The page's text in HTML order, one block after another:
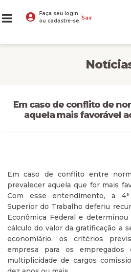
Faça seu login
ou cadastre-se. Sair
Em caso de conflito de
aquela mais favorável
Em caso de conflito entre
prevalecer aquela que for mais
Com esse entendimento, a
Superior do Trabalho deferiu
Econômica Federal e
cálculo do valor da gratificação a
economiário, os critérios
empresa para os empregados
multiplicidade de cargos